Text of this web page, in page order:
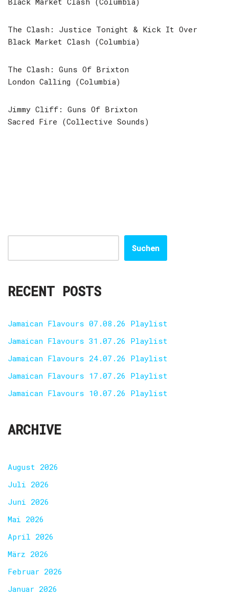
The Clash: Justice Tonight & Kick It Over
Black Market Clash (Columbia)
The Clash: Guns Of Brixton
London Calling (Columbia)
Jimmy Cliff: Guns Of Brixton
Sacred Fire (Collective Sounds)
Suchen
RECENT POSTS
Jamaican Flavours 07.08.26 Playlist
Jamaican Flavours 31.07.26 Playlist
Jamaican Flavours 24.07.26 Playlist
Jamaican Flavours 17.07.26 Playlist
Jamaican Flavours 10.07.26 Playlist
ARCHIVE
August 2026
Juli 2026
Juni 2026
Mai 2026
April 2026
März 2026
Februar 2026
Januar 2026